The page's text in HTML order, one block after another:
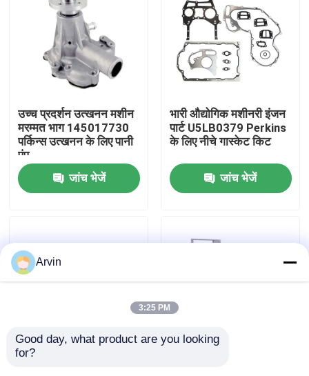
हमारे बारे में
फैक्टरी यात्रा
गुणवत्ता नियंत्रण
हमसे संपर्क करें
एक बोली का अनुरोध
उच्च प्रदर्शन उत्खनन मशीन
मरम्मत भाग 145017730
पर्किन्स उत्खनन के लिए पानी
पंप
जांच भेजें
भारी औद्योगिक मशीनरी इंजन
पार्ट U5LB0379 Perkins
के लिए नीचे गास्केट किट
जांच भेजें
ऊर्जा खनन औद्योगिक खुदाई
Arvin
3:25 PM
Good day, what product are you looking
for?